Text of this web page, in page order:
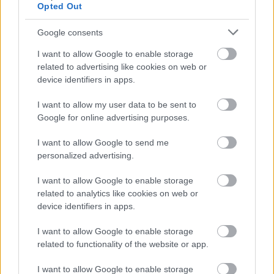
Opted Out
Google consents
I want to allow Google to enable storage
related to advertising like cookies on web or
device identifiers in apps.
I want to allow my user data to be sent to
Google for online advertising purposes.
I want to allow Google to send me
personalized advertising.
I want to allow Google to enable storage
related to analytics like cookies on web or
device identifiers in apps.
I want to allow Google to enable storage
related to functionality of the website or app.
I want to allow Google to enable storage
En esta entrada podéis encontrar
un análisis de los últimos fichajes
valencianistas: Patrick Cutrone,
Ferro y Christian Oliva.
Denis Vavro (Huesca, defensa, 500.000)
eslovaco Denis Vavro (24 años). El defensor llega cedido
por la Lazio tras haber disputado 12 minutos en la
temporada con el conjunto romano. En la 2019/20 jugó 11
partidos de Serie A, aunque sólo uno como titular, tras pagar
el club italiano 10,5 millones de euros al Copenhague para
Vavro, quien destaca por su envergadura y poderío en el